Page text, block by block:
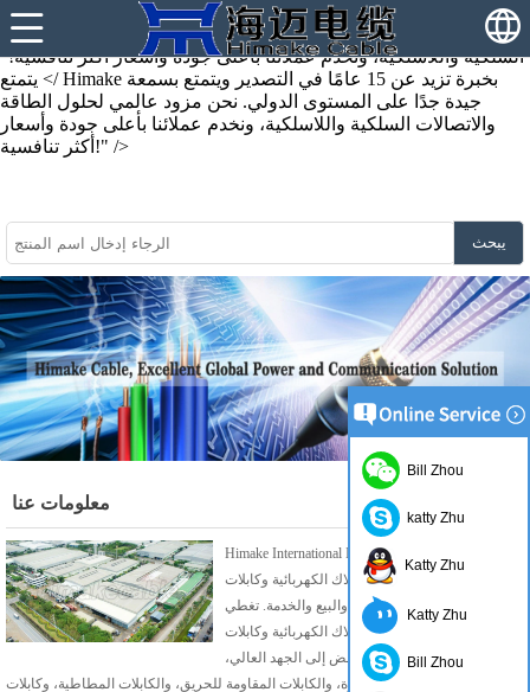
يتمتع Himake بخبرة تزيد عن 15 عامًا في التصدير ويتمتع بسمعة جيدة
جدًا على المستوى الدولي. نحن مزود عالمي لحلول الطاقة والاتصالات
السلكية واللاسلكية، ونخدم عملائنا بأعلى جودة وأسعار أكثر تنافسية!"
/> يتمتع Himake بخبرة تزيد عن 15 عامًا في التصدير ويتمتع بسمعة
جيدة جدًا على المستوى الدولي. نحن مزود عالمي لحلول الطاقة
والاتصالات السلكية واللاسلكية، ونخدم عملائنا بأعلى جودة وأسعار
أكثر تنافسية!" />
يبحث
معلومات عنا
Himake International Industry Limited هي شركة
رائدة متخصصة في تصنيع الأسلاك الكهربائية وكابلات
الطاقة والبحث والتطوير والبيع والخدمة. تغطي
منتجاتنا بشكل أساسي الأسلاك الكهربائية وكابلات
الطاقة من الجهد المنخفض إلى الجهد العالي،
وكابلات التحكم في الأجهزة، والكابلات المقاومة للحريق، والكابلات المطاطية، وكابلات
Bill Zhou
katty Zhu
Katty Zhu
Katty Zhu
Bill Zhou